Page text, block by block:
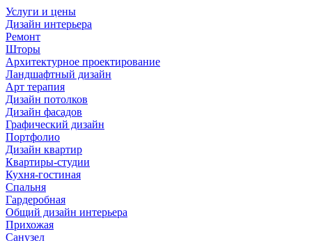
Услуги и цены
Дизайн интерьера
Ремонт
Шторы
Архитектурное проектирование
Ландшафтный дизайн
Арт терапия
Дизайн потолков
Дизайн фасадов
Графический дизайн
Портфолио
Дизайн квартир
Квартиры-студии
Кухня-гостиная
Спальня
Гардеробная
Общий дизайн интерьера
Прихожая
Санузел